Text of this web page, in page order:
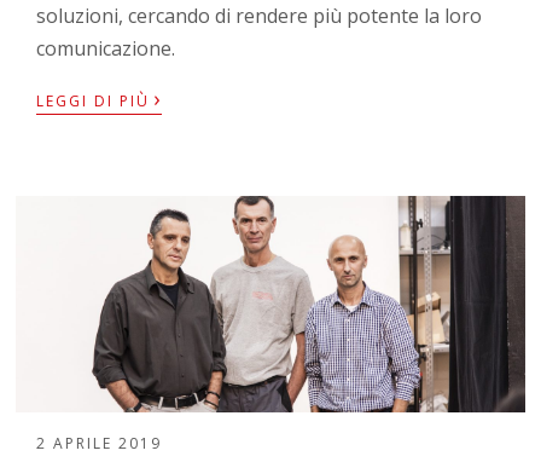
soluzioni, cercando di rendere più potente la loro
comunicazione.
LEGGI DI PIÙ ›
2 APRILE 2019